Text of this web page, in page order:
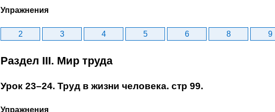
Упражнения
2 3 4 5 6 8 9
Раздел III. Мир труда
Урок 23–24. Труд в жизни человека. стр 99.
Упражнения